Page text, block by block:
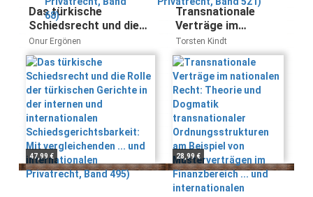
Das türkische
Schiedsrecht und die
Rolle der türkischen
Gerichte in der internen
und internationalen
Schiedsgerichtsbarkeit:
Mit vergleichenden ...
und internationalen
Privatrecht, Band 495)
Onur Ergönen
47,99 €
Transnationale
Verträge im
nationalen Recht:
Theorie und
Dogmatik
transnationaler
Ordnungsstrukturen
am Beispiel von
Musterverträgen im
Finanzbereich ... und
internationalen
Privatrecht, Band
508)
Torsten Kindt
28,99 €